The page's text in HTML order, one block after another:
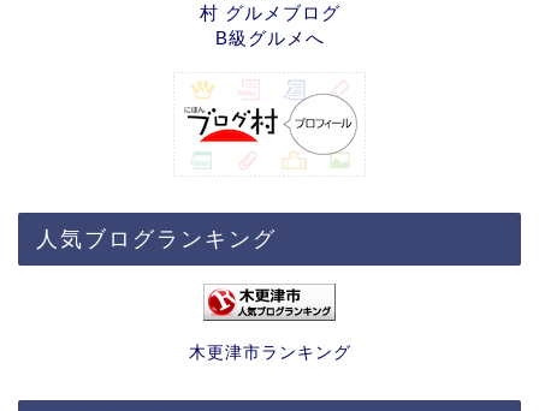
人気ブログランキング
木更津市ランキング